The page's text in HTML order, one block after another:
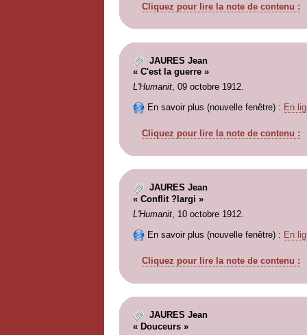
Cliquez pour lire la note de contenu :
JAURES Jean
« C'est la guerre »
L'Humanit, 09 octobre 1912.
En savoir plus (nouvelle fenêtre) : En
Cliquez pour lire la note de contenu :
JAURES Jean
« Conflit ?largi »
L'Humanit, 10 octobre 1912.
En savoir plus (nouvelle fenêtre) : En
Cliquez pour lire la note de contenu :
JAURES Jean
« Douceurs »